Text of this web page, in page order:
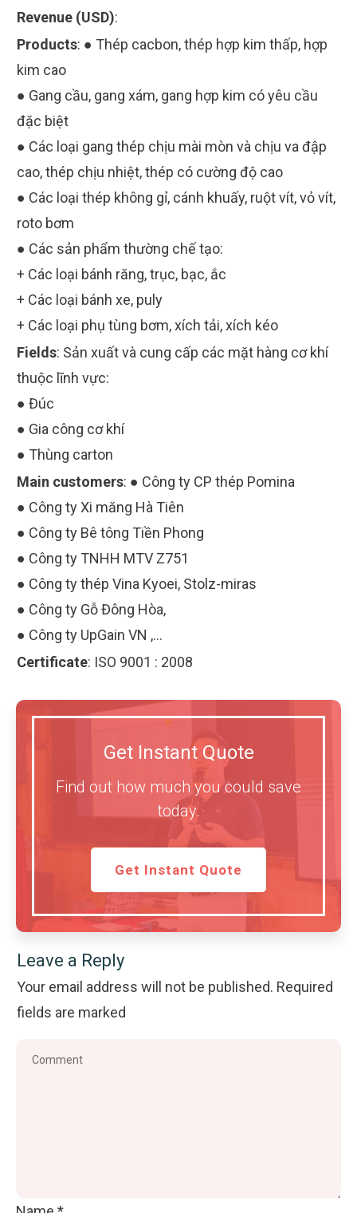
Revenue (USD):
Products: ● Thép cacbon, thép hợp kim thấp, hợp
kim cao
● Gang cầu, gang xám, gang hợp kim có yêu cầu
đặc biệt
● Các loại gang thép chịu mài mòn và chịu va đập
cao, thép chịu nhiệt, thép có cường độ cao
● Các loại thép không gỉ, cánh khuấy, ruột vít, vỏ vít,
roto bơm
● Các sản phẩm thường chế tạo:
+ Các loại bánh răng, trục, bạc, ắc
+ Các loại bánh xe, puly
+ Các loại phụ tùng bơm, xích tải, xích kéo
Fields: Sản xuất và cung cấp các mặt hàng cơ khí
thuộc lĩnh vực:
● Đúc
● Gia công cơ khí
● Thùng carton
Main customers: ● Công ty CP thép Pomina
● Công ty Xi măng Hà Tiên
● Công ty Bê tông Tiền Phong
● Công ty TNHH MTV Z751
● Công ty thép Vina Kyoei, Stolz-miras
● Công ty Gỗ Đông Hòa,
● Công ty UpGain VN ,…
Certificate: ISO 9001 : 2008
Get Instant Quote
Find out how much you could save
today.
Get Instant Quote
Leave a Reply
Your email address will not be published. Required
fields are marked